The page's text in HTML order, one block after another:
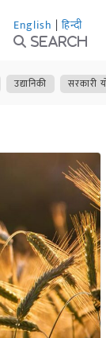
English | हिन्दी
Search
उद्यानिकी सरकारी